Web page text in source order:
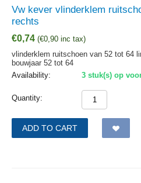
Vw kever vlinderklem
rechts
€0,74 (€0,90 inc tax)
vlinderklem ruitschoen van 52 tot 64
bouwjaar 52 tot 64
Availability:
3 stuk(s) op
Quantity:
ADD TO CART